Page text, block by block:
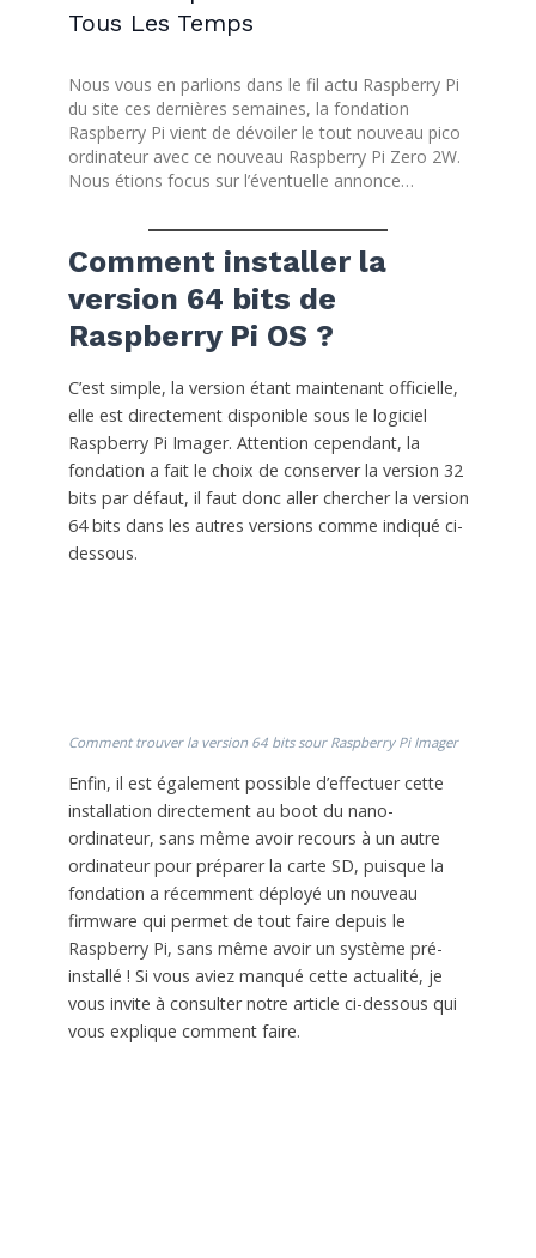
Tous Les Temps
Nous vous en parlions dans le fil actu Raspberry Pi
du site ces dernières semaines, la fondation
Raspberry Pi vient de dévoiler le tout nouveau pico
ordinateur avec ce nouveau Raspberry Pi Zero 2W.
Nous étions focus sur l’éventuelle annonce…
Comment installer la
version 64 bits de
Raspberry Pi OS ?
C’est simple, la version étant maintenant officielle,
elle est directement disponible sous le logiciel
Raspberry Pi Imager. Attention cependant, la
fondation a fait le choix de conserver la version 32
bits par défaut, il faut donc aller chercher la version
64 bits dans les autres versions comme indiqué ci-
dessous.
Comment trouver la version 64 bits sour Raspberry Pi Imager
Enfin, il est également possible d’effectuer cette
installation directement au boot du nano-
ordinateur, sans même avoir recours à un autre
ordinateur pour préparer la carte SD, puisque la
fondation a récemment déployé un nouveau
firmware qui permet de tout faire depuis le
Raspberry Pi, sans même avoir un système pré-
installé ! Si vous aviez manqué cette actualité, je
vous invite à consulter notre article ci-dessous qui
vous explique comment faire.